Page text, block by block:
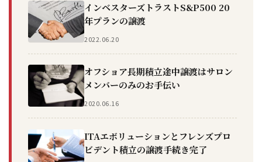
インベスターズトラストS&P500 20
年プランの譲渡
2022.06.20
オフショア長期積立途中譲渡はサロン
メンバーのみのお手伝い
2020.06.16
ITAエボリューションとフレンズプロ
ビデント積立の譲渡手続き完了